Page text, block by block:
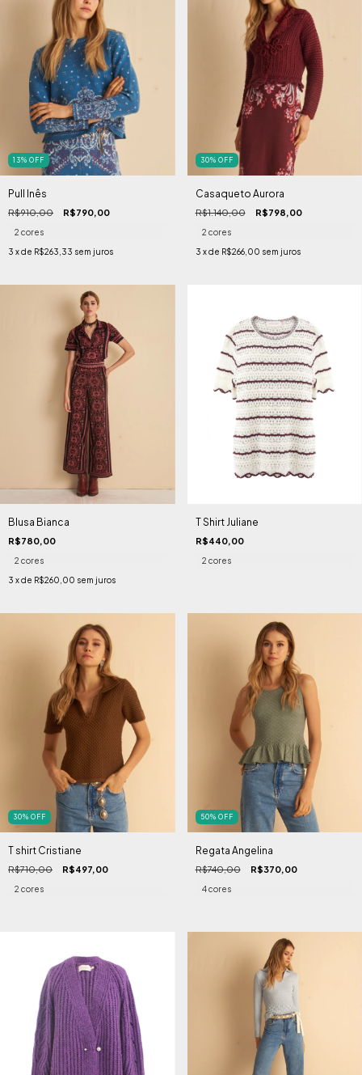
13% OFF
Pull Inês
R$910,00 R$790,00
2 cores
3 x de R$263,33 sem juros
30% OFF
Casaqueto Aurora
R$1.140,00 R$798,00
2 cores
3 x de R$266,00 sem juros
Blusa Bianca
R$780,00
2 cores
3 x de R$260,00 sem juros
T Shirt Juliane
R$440,00
2 cores
30% OFF
T shirt Cristiane
R$710,00 R$497,00
2 cores
50% OFF
Regata Angelina
R$740,00 R$370,00
4 cores